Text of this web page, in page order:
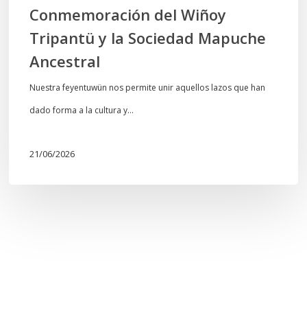
Conmemoración del Wiñoy
Tripantü y la Sociedad Mapuche
Ancestral
Nuestra feyentuwün nos permite unir aquellos lazos que han
dado forma a la cultura y…
21/06/2026